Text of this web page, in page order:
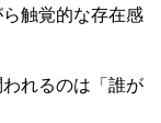
触覚的な存在感
れるのは「誰が